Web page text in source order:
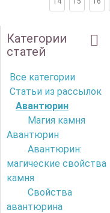
Категории
статей
Все категории
Статьи из рассылок
Авантюрин
Магия камня
Авантюрин
Авантюрин:
магические свойства
камня
Свойства
авантюрина